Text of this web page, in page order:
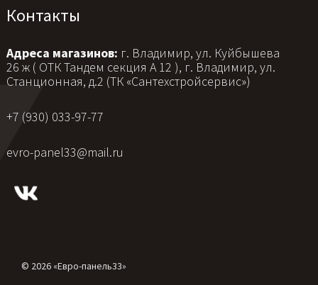
Контакты
Адреса магазинов: г. Владимир, ул. Куйбышева
26 ж ( ОТК Тандем секция А 12 ), г. Владимир, ул.
Станционная, д.2 (ТК «Сантехстройсервис»)
+7 (930) 033-97-77
evro-panel33@mail.ru
© 2026 «Евро-панель33»